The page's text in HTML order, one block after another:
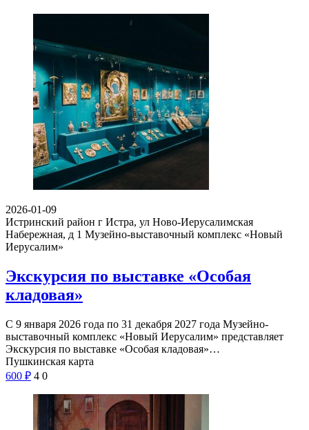
2026-01-09
Истринский район г Истра, ул Ново-Иерусалимская
Набережная, д 1 Музейно-выставочный комплекс «Новый
Иерусалим»
Экскурсия по выставке «Особая
кладовая»
С 9 января 2026 года по 31 декабря 2027 года Музейно-
выставочный комплекс «Новый Иерусалим» представляет
Экскурсия по выставке «Особая кладовая»…
Пушкинская карта
600 ₽ 4 0